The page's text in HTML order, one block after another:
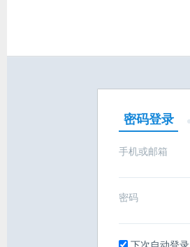
密码登录
手机或邮箱
密码
下次自动登录